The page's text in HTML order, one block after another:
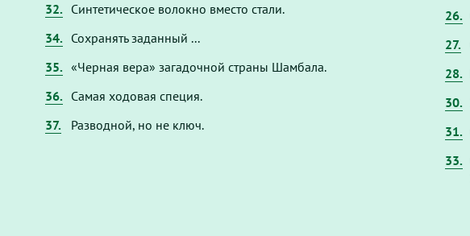
32. Синтетическое волокно вместо стали.
34. Сохранять заданный ...
35. «Черная вера» загадочной страны Шамбала.
36. Самая ходовая специя.
37.
Разводной, но не ключ.
26.
27.
28.
30.
31.
33.